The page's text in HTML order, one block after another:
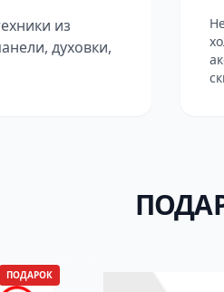
из
духовки,
ПОДАРОК